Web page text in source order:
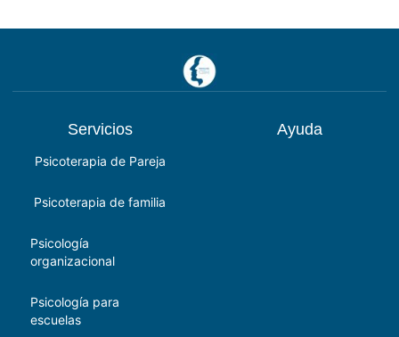
Servicios
Psicoterapia de Pareja
Psicoterapia de familia
Psicología
organizacional
Psicología para
escuelas
Ayuda